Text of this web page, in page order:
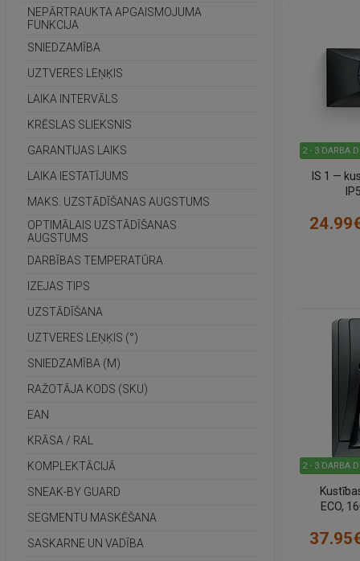
NEPĀRTRAUKTA APGAISMOJUMA
FUNKCIJA
SNIEDZAMĪBA
UZTVERES LEŅĶIS
LAIKA INTERVĀLS
KRĒSLAS SLIEKSNIS
GARANTIJAS LAIKS
LAIKA IESTATĪJUMS
MAKS. UZSTĀDĪŠANAS AUGSTUMS
OPTIMĀLAIS UZSTĀDĪŠANAS
AUGSTUMS
DARBĪBAS TEMPERATŪRA
IZEJAS TIPS
UZSTĀDĪŠANA
UZTVERES LEŅĶIS (°)
SNIEDZAMĪBA (M)
RAŽOTĀJA KODS (SKU)
EAN
KRĀSA / RAL
KOMPLEKTĀCIJĀ
SNEAK-BY GUARD
SEGMENTU MASKĒŠANA
SASKARNE UN VADĪBA
2 - 3 DARBA
IS 1 —
2 - 3 DARBA
Kustības
ECO,